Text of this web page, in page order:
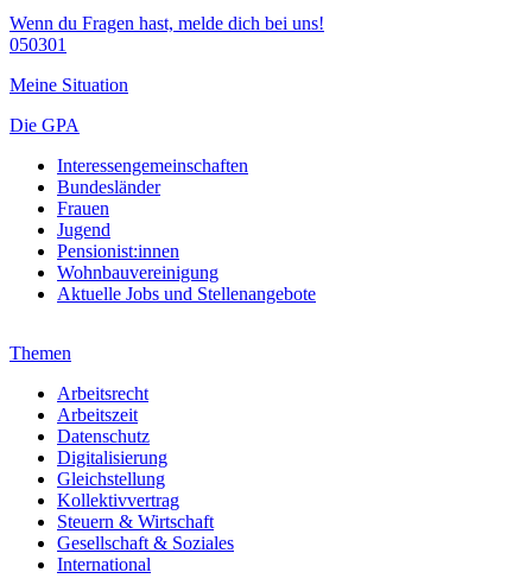
Wenn du Fragen hast, melde dich bei uns!
050301
Meine Situation
Die GPA
Interessengemeinschaften
Bundesländer
Frauen
Jugend
Pensionist:innen
Wohnbauvereinigung
Aktuelle Jobs und Stellenangebote
Themen
Arbeitsrecht
Arbeitszeit
Datenschutz
Digitalisierung
Gleichstellung
Kollektivvertrag
Steuern & Wirtschaft
Gesellschaft & Soziales
International